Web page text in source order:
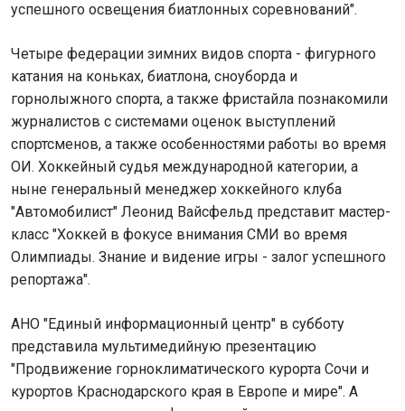
успешного освещения биатлонных соревнований".
Четыре федерации зимних видов спорта - фигурного
катания на коньках, биатлона, сноуборда и
горнолыжного спорта, а также фристайла познакомили
журналистов с системами оценок выступлений
спортсменов, а также особенностями работы во время
ОИ. Хоккейный судья международной категории, а
ныне генеральный менеджер хоккейного клуба
"Автомобилист" Леонид Вайсфельд представит мастер-
класс "Хоккей в фокусе внимания СМИ во время
Олимпиады. Знание и видение игры - залог успешного
репортажа".
АНО "Единый информационный центр" в субботу
представила мультимедийную презентацию
"Продвижение горноклиматического курорта Сочи и
курортов Краснодарского края в Европе и мире". А